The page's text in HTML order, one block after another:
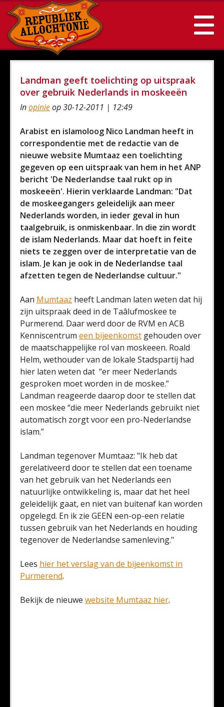
Landman geeft toelichting op uitspraak
over gebruik Nederlands in moskeeën
Inopinieop 30-12-2011 | 12:49
Arabist en islamoloog Nico Landman heeft in
correspondentie met de redactie van de
nieuwe website Mumtaaz een toelichting
gegeven op een uitspraak van hem in het ANP
bericht 'De Nederlandse taal rukt op in
moskeeën'. Hierin verklaarde Landman: "Dat
de moskeegangers geleidelijk aan meer
Nederlands worden, in ieder geval in hun
taalgebruik, is onmiskenbaar. In die zin wordt
de islam Nederlands. Maar dat hoeft in feite
niets te zeggen over de interpretatie van de
islam. Je kan je ook in de Nederlandse taal
afzetten tegen de Nederlandse cultuur."
Aan Mumtaaz heeft Landman laten weten dat hij
zijn uitspraak deed in de Taâlufmoskee te
Purmerend. Daar werd door de RVM en ACB
Kenniscentrum een bijeenkomst gehouden over
de maatschappelijke rol van moskeeen. Roald
Helm, wethouder van de lokale Stadspartij had
hier laten weten dat “er meer Nederlands
gesproken moet worden in de moskee.”
Landman reageerde daarop door te stellen dat
een moskee “die meer Nederlands gebruikt niet
automatisch zorgt voor een pro-Nederlandse
islam.”
Landman tegenover Mumtaaz: "Ik heb dat
gerelativeerd door te stellen dat een toename
van het gebruik van het Nederlands een
natuurlijke ontwikkeling is, maar dat het heel
geleidelijk gaat, en niet van buitenaf kan worden
opgelegd. En ik zie GEEN een-op-een relatie
tussen gebruik van het Nederlands en houding
tegenover de Nederlandse samenleving."
Lees hier het verslag van de bijeenkomst in
Purmerend.
Bekijk de nieuwe website Mumtaaz hier.